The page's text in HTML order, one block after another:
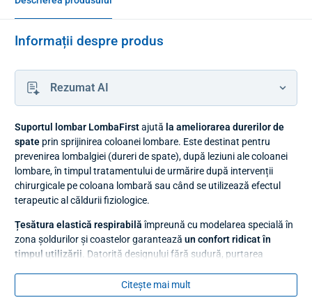
Informații despre produs
Rezumat AI
Suportul lombar LombaFirstajută la ameliorarea durerilor de
spate prin sprijinirea coloanei lombare. Este destinat pentru
prevenirea lombalgiei (dureri de spate), după leziuni ale coloanei
lombare, în timpul tratamentului de urmărire după intervenții
chirurgicale pe coloana lombară sau când se utilizează efectul
terapeutic al căldurii fiziologice.
Țesătura elastică respirabilăîmpreună cu modelarea specială în
zona șoldurilor și coastelor garantează un confort ridicat în
timpul utilizării . Datorită designului fără sudură, purtarea
Centura lombară este echipată cu patru plăci de oțel în spate și
Citește mai mult